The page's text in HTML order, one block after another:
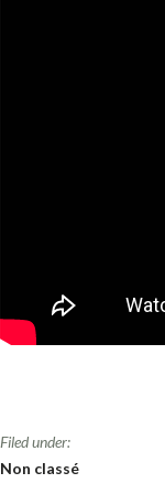
Filed under:
Non classé